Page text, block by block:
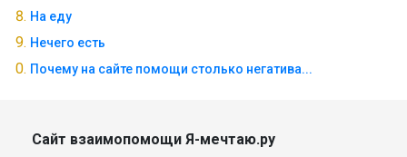
На еду
Нечего есть
Почему на сайте помощи столько негатива...
Сайт взаимопомощи Я-мечтаю.ру